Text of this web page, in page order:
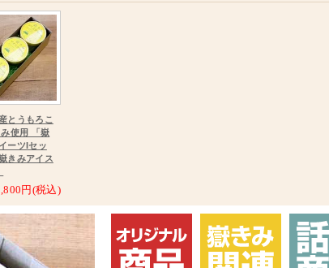
とうもろこ
み使用 「嶽
ーツIセッ
きみアイス
円(税込)